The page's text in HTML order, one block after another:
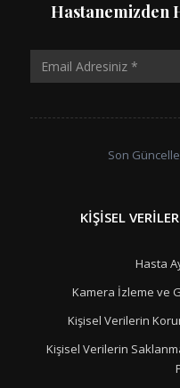
Hastanemizden
Son
KIŞISEL
Hasta
Kamera İzleme ve
Kişisel Verilerin
Kişisel Verilerin